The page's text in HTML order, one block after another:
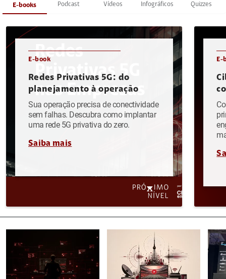
E-books Podcast Vídeos Infográficos Quizzes
E-book
Redes Privativas 5G: do
planejamento à operação
Sua operação precisa de conectividade
sem falhas. Descubra como implantar
uma rede 5G privativa do zero.
Saiba mais
E-